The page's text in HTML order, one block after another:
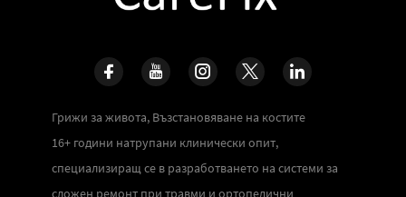
Грижи за живота, Възстановяване на костите
16+ години натрупани клинически опит,
специализиращ се в разработването на системи за
сложен ремонт при травми и ортопедични